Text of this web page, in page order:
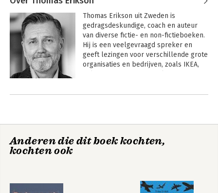
Thomas Erikson uit Zweden is
gedragsdeskundige, coach en auteur
van diverse fictie- en non-fictieboeken.
Hij is een veelgevraagd spreker en
geeft lezingen voor verschillende grote
organisaties en bedrijven, zoals IKEA,
HarperCollins Holland Omringd door
Andere boeken door Thomas
Anderen die dit boek kochten,
kochten ook